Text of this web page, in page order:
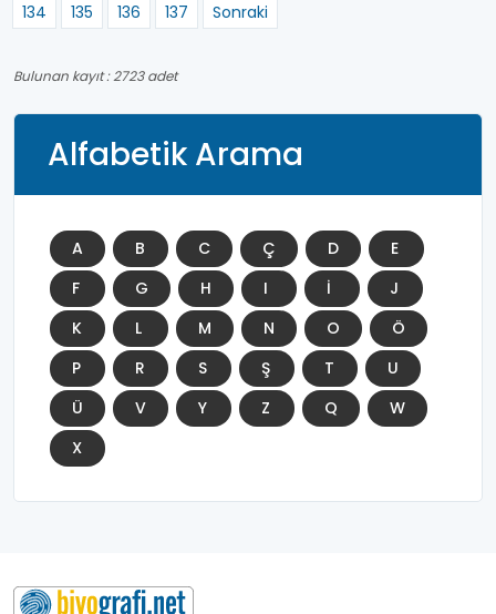
134
135 136 137 Sonraki
Bulunan kayıt : 2723 adet
Alfabetik Arama
A B C Ç D
E
F
G H I İ
J
K
L M N O
Ö
P
R S Ş T
U
Ü
V Y Z Q
W
X